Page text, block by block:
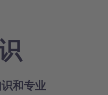
和专业